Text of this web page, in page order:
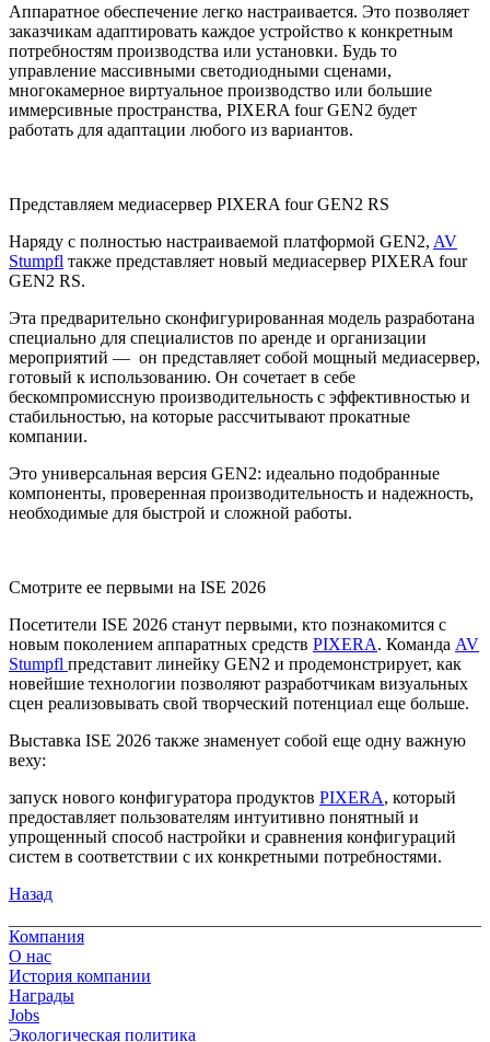
Аппаратное обеспечение легко настраивается. Это позволяет
заказчикам адаптировать каждое устройство к конкретным
потребностям производства или установки. Будь то
управление массивными светодиодными сценами,
многокамерное виртуальное производство или большие
иммерсивные пространства, PIXERA four GEN2 будет
работать для адаптации любого из вариантов.
Представляем медиасервер PIXERA four GEN2 RS
Наряду с полностью настраиваемой платформой GEN2, AV
Stumpfl также представляет новый медиасервер PIXERA four
GEN2 RS.
Эта предварительно сконфигурированная модель разработана
специально для специалистов по аренде и организации
мероприятий — он представляет собой мощный медиасервер,
готовый к использованию. Он сочетает в себе
бескомпромиссную производительность с эффективностью и
стабильностью, на которые рассчитывают прокатные
компании.
Это универсальная версия GEN2: идеально подобранные
компоненты, проверенная производительность и надежность,
необходимые для быстрой и сложной работы.
Смотрите ее первыми на ISE 2026
Посетители ISE 2026 станут первыми, кто познакомится с
новым поколением аппаратных средств PIXERA. Команда AV
Stumpfl представит линейку GEN2 и продемонстрирует, как
новейшие технологии позволяют разработчикам визуальных
сцен реализовывать свой творческий потенциал еще больше.
Выставка ISE 2026 также знаменует собой еще одну важную
веху:
запуск нового конфигуратора продуктов PIXERA, который
предоставляет пользователям интуитивно понятный и
упрощенный способ настройки и сравнения конфигураций
систем в соответствии с их конкретными потребностями.
Назад
Компания
О нас
История компании
Награды
Jobs
Экологическая политика